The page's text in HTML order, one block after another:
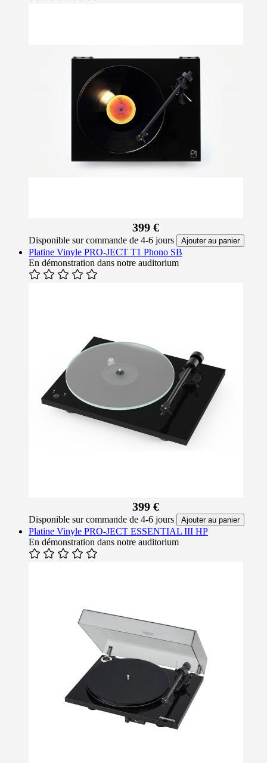
399 €
Disponible sur commande de 4-6 jours Ajouter au panier
Platine Vinyle PRO-JECT T1 Phono SB
En démonstration dans notre auditorium
399 €
Disponible sur commande de 4-6 jours Ajouter au panier
Platine Vinyle PRO-JECT ESSENTIAL III HP
En démonstration dans notre auditorium